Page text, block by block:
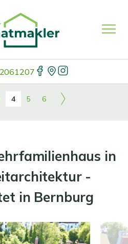
4 5 6
in
-
in Bernburg